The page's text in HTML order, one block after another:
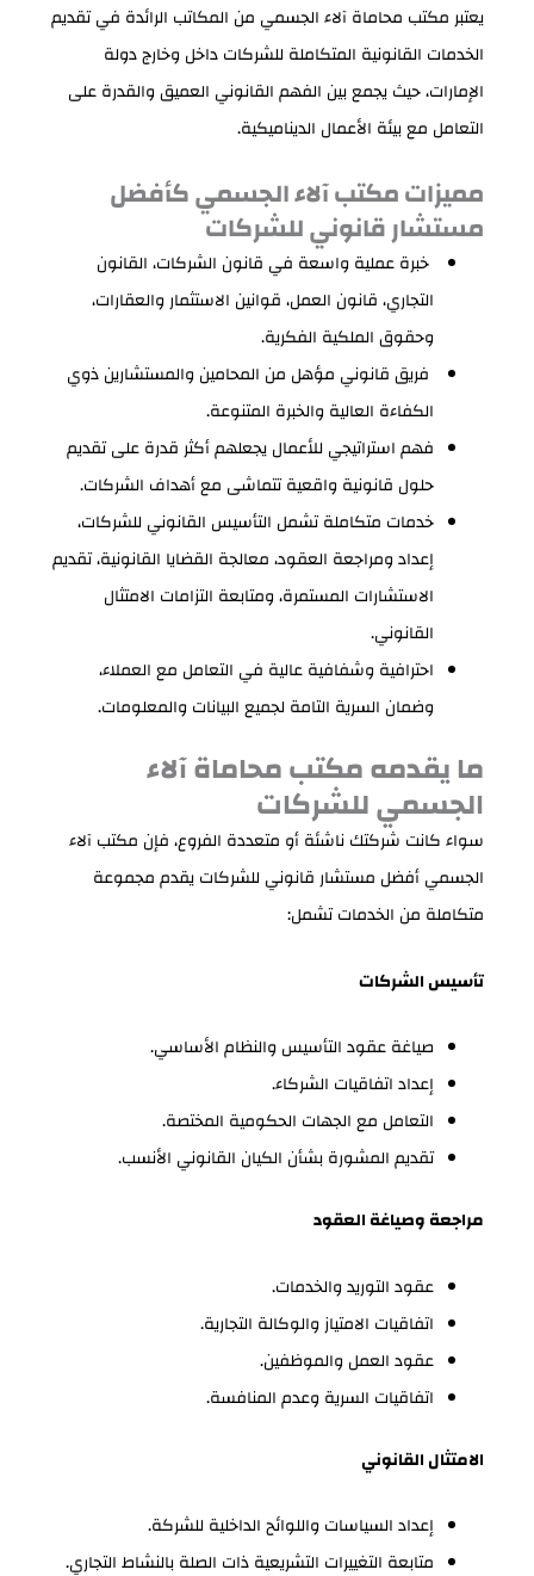
يعتبر مكتب محاماة آلاء الجسمي من المكاتب الرائدة في تقديم
الخدمات القانونية المتكاملة للشركات داخل وخارج دولة
الإمارات، حيث يجمع بين الفهم القانوني العميق والقدرة على
التعامل مع بيئة الأعمال الديناميكية.
مميزات مكتب آلاء الجسمي كأفضل
مستشار قانوني للشركات
خبرة عملية واسعة في قانون الشركات، القانون
التجاري، قانون العمل، قوانين الاستثمار والعقارات،
وحقوق الملكية الفكرية.
فريق قانوني مؤهل من المحامين والمستشارين ذوي
الكفاءة العالية والخبرة المتنوعة.
فهم استراتيجي للأعمال يجعلهم أكثر قدرة على تقديم
حلول قانونية واقعية تتماشى مع أهداف الشركات.
خدمات متكاملة تشمل التأسيس القانوني للشركات،
إعداد ومراجعة العقود، معالجة القضايا القانونية، تقديم
الاستشارات المستمرة، ومتابعة التزامات الامتثال
القانوني.
احترافية وشفافية عالية في التعامل مع العملاء،
وضمان السرية التامة لجميع البيانات والمعلومات.
ما يقدمه مكتب محاماة آلاء
الجسمي للشركات
سواء كانت شركتك ناشئة أو متعددة الفروع، فإن مكتب آلاء
الجسمي أفضل مستشار قانوني للشركات يقدم مجموعة
متكاملة من الخدمات تشمل:
تأسيس الشركات
صياغة عقود التأسيس والنظام الأساسي.
إعداد اتفاقيات الشركاء.
التعامل مع الجهات الحكومية المختصة.
تقديم المشورة بشأن الكيان القانوني الأنسب.
مراجعة وصياغة العقود
عقود التوريد والخدمات.
اتفاقيات الامتياز والوكالة التجارية.
عقود العمل والموظفين.
اتفاقيات السرية وعدم المنافسة.
الامتثال القانوني
إعداد السياسات واللوائح الداخلية للشركة.
متابعة التغييرات التشريعية ذات الصلة بالنشاط التجاري.